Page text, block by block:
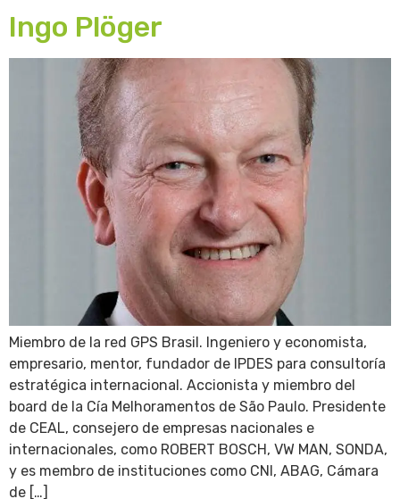
Ingo Plöger
Miembro de la red GPS Brasil. Ingeniero y economista,
empresario, mentor, fundador de IPDES para consultoría
estratégica internacional. Accionista y miembro del
board de la Cía Melhoramentos de São Paulo. Presidente
de CEAL, consejero de empresas nacionales e
internacionales, como ROBERT BOSCH, VW MAN, SONDA,
y es membro de instituciones como CNI, ABAG, Cámara
de […]